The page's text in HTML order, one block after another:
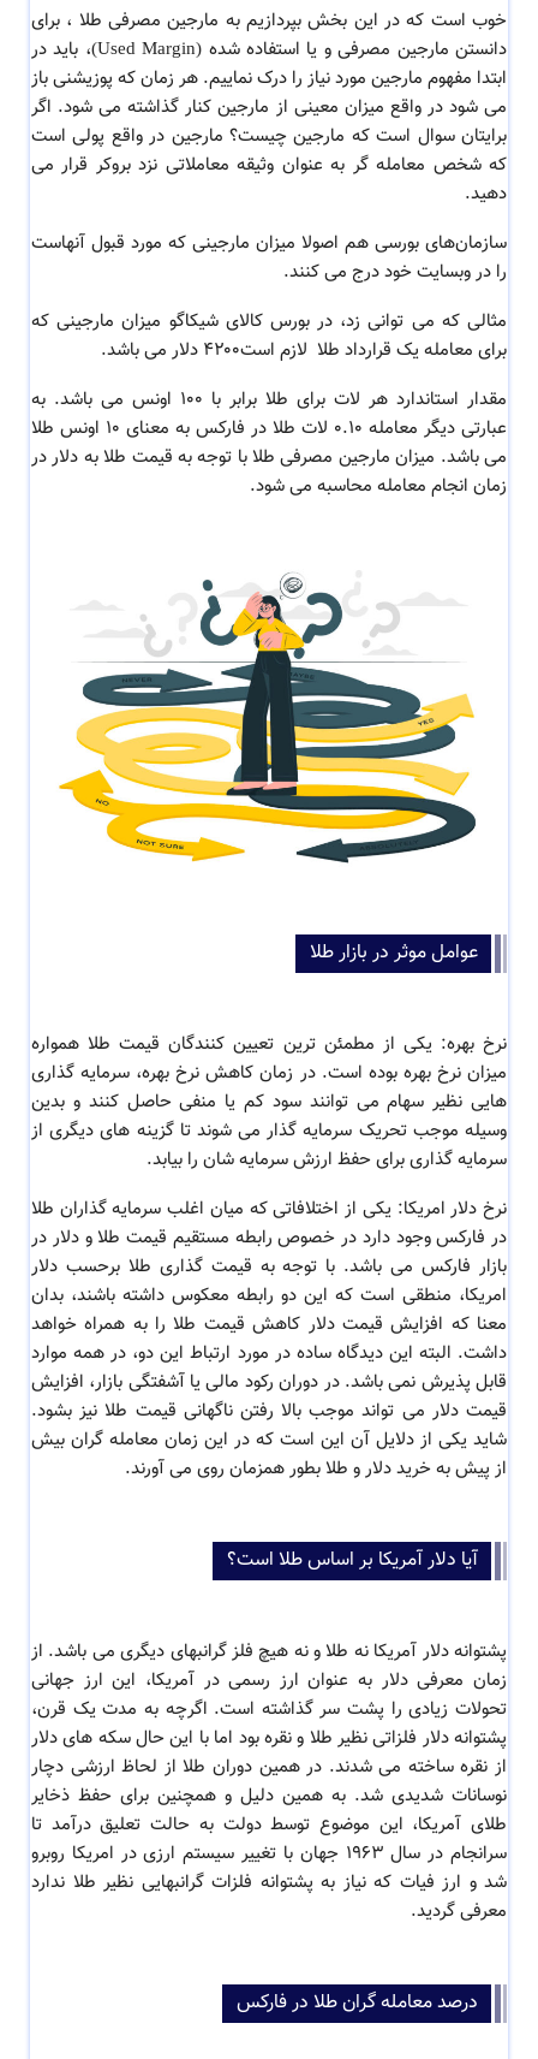
خوب است که در این بخش بپردازیم به مارجین مصرفی طلا ، برای
دانستن مارجین مصرفی و یا استفاده شده (Used Margin)، باید در
ابتدا مفهوم مارجین مورد نیاز را درک نماییم. هر زمان که پوزیشنی باز
می شود در واقع میزان معینی از مارجین کنار گذاشته می شود. اگر
برایتان سوال است که مارجین چیست؟ مارجین در واقع پولی است
که شخص معامله گر به عنوان وثیقه معاملاتی نزد بروکر قرار می
دهید.
سازمان‌های بورسی هم اصولا میزان مارجینی که مورد قبول آنهاست
را در وبسایت خود درج می کنند.
مثالی که می توانی زد، در بورس کالای شیکاگو میزان مارجینی که
برای معامله یک قرارداد طلا لازم است۴۲۰۰ دلار می باشد.
مقدار استاندارد هر لات برای طلا برابر با 100 اونس می باشد. به
عبارتی دیگر معامله 0.10 لات طلا در فارکس به معنای 10 اونس طلا
می باشد. میزان مارجین مصرفی طلا با توجه به قیمت طلا به دلار در
زمان انجام معامله محاسبه می شود.
عوامل موثر در بازار طلا
نرخ بهره: یکی از مطمئن ترین تعیین کنندگان قیمت طلا همواره
میزان نرخ بهره بوده است. در زمان کاهش نرخ بهره، سرمایه گذاری
هایی نظیر سهام می توانند سود کم یا منفی حاصل کنند و بدین
وسیله موجب تحریک سرمایه گذار می شوند تا گزینه های دیگری از
سرمایه گذاری برای حفظ ارزش سرمایه شان را بیابد.
نرخ دلار امریکا: یکی از اختلافاتی که میان اغلب سرمایه گذاران طلا
در فارکس وجود دارد در خصوص رابطه مستقیم قیمت طلا و دلار در
بازار فارکس می باشد. با توجه به قیمت گذاری طلا برحسب دلار
امریکا، منطقی است که این دو رابطه معکوس داشته باشند، بدان
معنا که افزایش قیمت دلار کاهش قیمت طلا را به همراه خواهد
داشت. البته این دیدگاه ساده در مورد ارتباط این دو، در همه موارد
قابل پذیرش نمی باشد. در دوران رکود مالی یا آشفتگی بازار، افزایش
قیمت دلار می تواند موجب بالا رفتن ناگهانی قیمت طلا نیز بشود.
شاید یکی از دلایل آن این است که در این زمان معامله گران بیش
از پیش به خرید دلار و طلا بطور همزمان روی می آورند.
آیا دلار آمریکا بر اساس طلا است؟
پشتوانه دلار آمریکا نه طلا و نه هیچ فلز گرانبهای دیگری می باشد. از
زمان معرفی دلار به عنوان ارز رسمی در آمریکا، این ارز جهانی
تحولات زیادی را پشت سر گذاشته است. اگرچه به مدت یک قرن،
پشتوانه دلار فلزاتی نظیر طلا و نقره بود اما با این حال سکه های دلار
از نقره ساخته می شدند. در همین دوران طلا از لحاظ ارزشی دچار
نوسانات شدیدی شد. به همین دلیل و همچنین برای حفظ ذخایر
طلای آمریکا، این موضوع توسط دولت به حالت تعلیق درآمد تا
سرانجام در سال 1963 جهان با تغییر سیستم ارزی در امریکا روبرو
شد و ارز فیات که نیاز به پشتوانه فلزات گرانبهایی نظیر طلا ندارد
معرفی گردید.
درصد معامله گران طلا در فارکس